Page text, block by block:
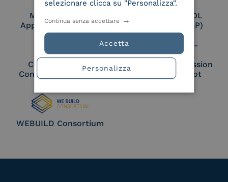
Membro Adobe
Approved Trust List
Certified PEPPOL
Access Point (AP)
Cloud Signature
Consortium Member
European Commission
Large Scale Pilot
WEBUILD Consortium
selezionare clicca su "Personalizza".
Accetta
Continua senza accettare
Personalizza